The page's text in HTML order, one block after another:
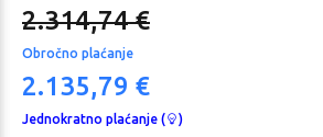
2.314,74 €
Obročno plaćanje
2.135,79 €
Jednokratno plaćanje ( )